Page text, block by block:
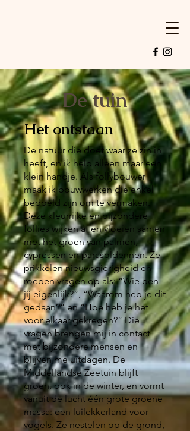
De tuin
Het ontstaan
De natuur die doet waar ze zin in
heeft, en ik help alleen maar een
klein handje. Als follybouwer
maak ik bouwwerken die enkel
bedoeld zijn om te vermaken.
Deze kleurrijke en bijzondere
follies wijken af en vloeien samen
met het groen van palmen,
cypressen en parasoldennen. Ze
prikkelen nieuwsgierigheid en
roepen vragen op als: “Wie ben
jij eigenlijk?”, “Waarom heb je dit
gedaan?” en “Hoe heb je het
voor elkaar gekregen?” Die
vragen brengen mij in contact
met bijzondere mensen en
blijven me uitdagen. De
Middellandse Zeetuin blijft
groen, ook in de winter, en vormt
vanuit de lucht één grote groene
massa: een luilekkerland voor
vogels. Ze nestelen op de grond,